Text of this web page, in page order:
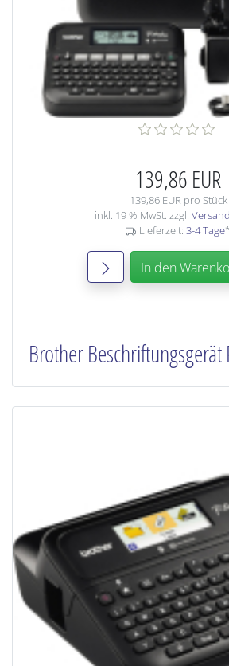
139,86 EUR
139,86 EUR pro Stück
inkl. 19 % MwSt. zzgl.
Lieferzeit: 3-4 Tage*
In den
Brother Beschriftungsgerät